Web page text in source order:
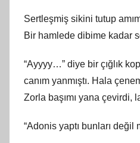
Sertleşmiş sikini tutup
Bir hamlede dibime kadar
“Ayyyy…” diye bir çığlık
canım yanmıştı. Hala
Zorla başımı yana
“Adonis yaptı bunları değil